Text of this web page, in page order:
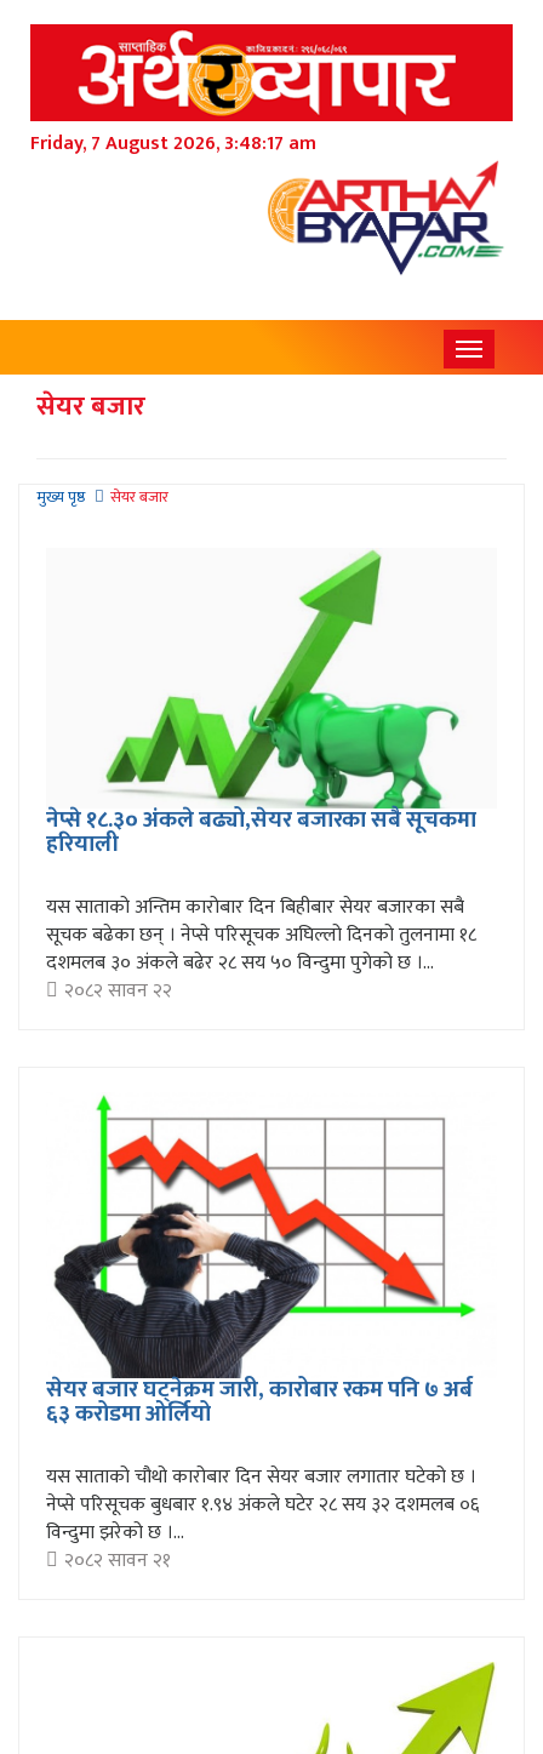
Friday, 7 August 2026, 3:48:19 am
Toggle
सेयर बजार
मुख्य पृष्ठ सेयर बजार
नेप्से १८.३० अंकले बढ्यो,सेयर बजारका सबै सूचकमा
हरियाली
यस साताको अन्तिम कारोबार दिन बिहीबार सेयर बजारका सबै
सूचक बढेका छन् । नेप्से परिसूचक अघिल्लो दिनको तुलनामा १८
दशमलब ३० अंकले बढेर २८ सय ५० विन्दुमा पुगेको छ ।...
२०८२ सावन २२
सेयर बजार घट्नेक्रम जारी, कारोबार रकम पनि ७ अर्ब
६३ करोडमा ओर्लियो
यस साताको चौथो कारोबार दिन सेयर बजार लगातार घटेको छ ।
नेप्से परिसूचक बुधबार १.९४ अंकले घटेर २८ सय ३२ दशमलब ०६
विन्दुमा झरेको छ ।...
२०८२ सावन २१